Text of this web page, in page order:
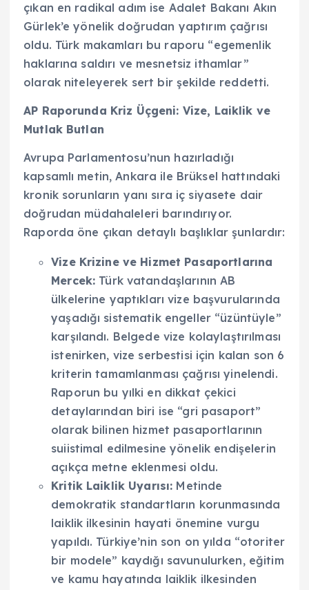
çıkan en radikal adım ise Adalet Bakanı Akın
Gürlek’e yönelik doğrudan yaptırım çağrısı
oldu. Türk makamları bu raporu “egemenlik
haklarına saldırı ve mesnetsiz ithamlar”
olarak niteleyerek sert bir şekilde reddetti.
AP Raporunda Kriz Üçgeni: Vize, Laiklik ve
Mutlak Butlan
Avrupa Parlamentosu’nun hazırladığı
kapsamlı metin, Ankara ile Brüksel hattındaki
kronik sorunların yanı sıra iç siyasete dair
doğrudan müdahaleleri barındırıyor.
Raporda öne çıkan detaylı başlıklar şunlardır:
Vize Krizine ve Hizmet Pasaportlarına
Mercek: Türk vatandaşlarının AB
ülkelerine yaptıkları vize başvurularında
yaşadığı sistematik engeller “üzüntüyle”
karşılandı. Belgede vize kolaylaştırılması
istenirken, vize serbestisi için kalan son 6
kriterin tamamlanması çağrısı yinelendi.
Raporun bu yılki en dikkat çekici
detaylarından biri ise “gri pasaport”
olarak bilinen hizmet pasaportlarının
suiistimal edilmesine yönelik endişelerin
açıkça metne eklenmesi oldu.
Kritik Laiklik Uyarısı: Metinde
demokratik standartların korunmasında
laiklik ilkesinin hayati önemine vurgu
yapıldı. Türkiye’nin son on yılda “otoriter
bir modele” kaydığı savunulurken, eğitim
ve kamu hayatında laiklik ilkesinden